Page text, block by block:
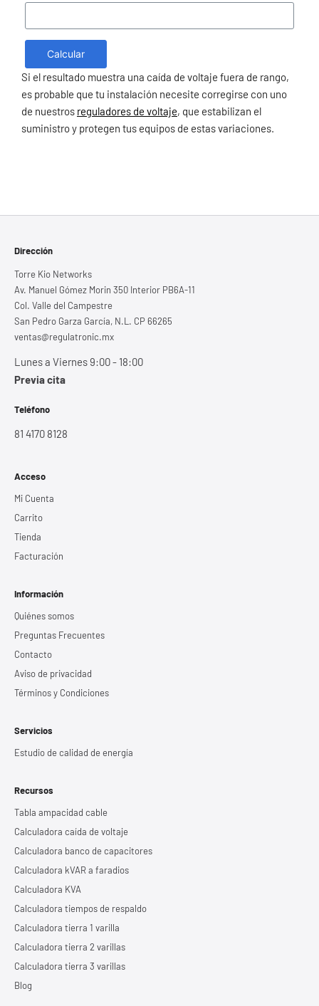
Calcular
Si el resultado muestra una caída de voltaje fuera de rango,
es probable que tu instalación necesite corregirse con uno
de nuestros reguladores de voltaje, que estabilizan el
suministro y protegen tus equipos de estas variaciones.
Dirección
Torre Kio Networks
Av. Manuel Gómez Morin 350 Interior PB6A-11
Col. Valle del Campestre
San Pedro Garza García, N.L. CP 66265
ventas@regulatronic.mx
Lunes a Viernes 9:00 - 18:00
Previa cita
Teléfono
81 4170 8128
Acceso
Mi Cuenta
Carrito
Tienda
Facturación
Información
Quiénes somos
Preguntas Frecuentes
Contacto
Aviso de privacidad
Términos y Condiciones
Servicios
Estudio de calidad de energía
Recursos
Tabla ampacidad cable
Calculadora caída de voltaje
Calculadora banco de capacitores
Calculadora kVAR a faradios
Calculadora KVA
Calculadora tiempos de respaldo
Calculadora tierra 1 varilla
Calculadora tierra 2 varillas
Calculadora tierra 3 varillas
Blog